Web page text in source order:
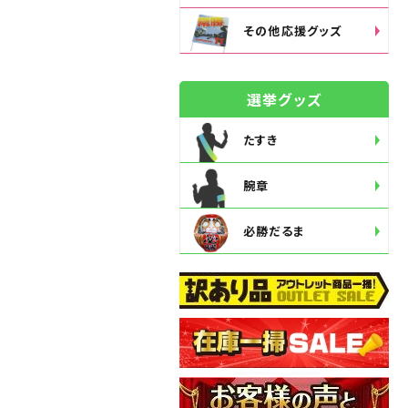
その他応援グッズ
選挙グッズ
たすき
腕章
必勝だるま